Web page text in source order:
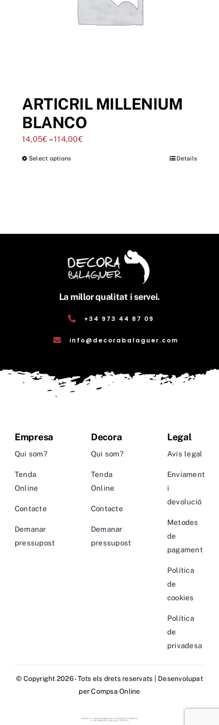
ARTICRIL MILLENIUM
BLANCO
14,05€ –114,00€
Select options Details
La millor qualitat i servei.
+34 973 44 87 09
info@decorabalaguer.com
Empresa
Qui som?
Tenda
Online
Contacte
Demanar
pressupost
Decora
Qui som?
Tenda
Online
Contacte
Demanar
pressupost
Legal
Avís legal
Enviament
i
devolució
Metodes
de
pagament
Política
de
cookies
Política
de
privadesa
© Copyright 2026 - Tots els drets reservats | Desenvolupat
perCompsa Online